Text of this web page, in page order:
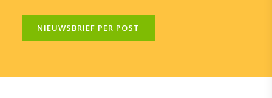
NIEUWSBRIEF PER POST